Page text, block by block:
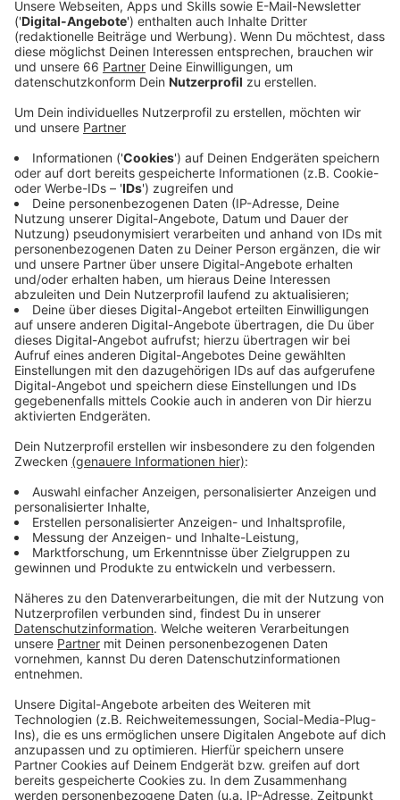
Arbeiten für das Wohnquartier beginnen. Von den
zuständigen Bezirkspolitikern haben wir nun
erfahren: Es könnte schneller gehen.
Veröffentlicht:Freitag, 26.03.2021 05:37
Anzeige
Noch in diesem Jahr könnte der erste Spatenstich für
das neue Glasmacherviertel gemacht werden. 1.700
Wohnungen werden entstehen. In rund zehn Jahren
soll alles fertig sein. Die ersten Menschen werden
dort aber schon deutlich früher leben. Gebaut wird in
mehreren Abschnitten. Die nötigen Gutachten liegen
jetzt vor, beispielsweise vom Umweltamt. Auch der
Einzelhandel hat angesichts der neuen Geschäfte, die
auf dem ehemaligen Glashüttengelände entstehen
werden, keine Bedenken. Es sei vielmehr eine gute
Ergänzung zur Heyestraße, heißt es.
Anzeige
Weitere Infos
Anzeige
Infos zum Glasmacherviertel
Unsere Meldung zur Diskussion rund um das
Glasmacherviertel
Verzögerungen berichtet
Anzeige